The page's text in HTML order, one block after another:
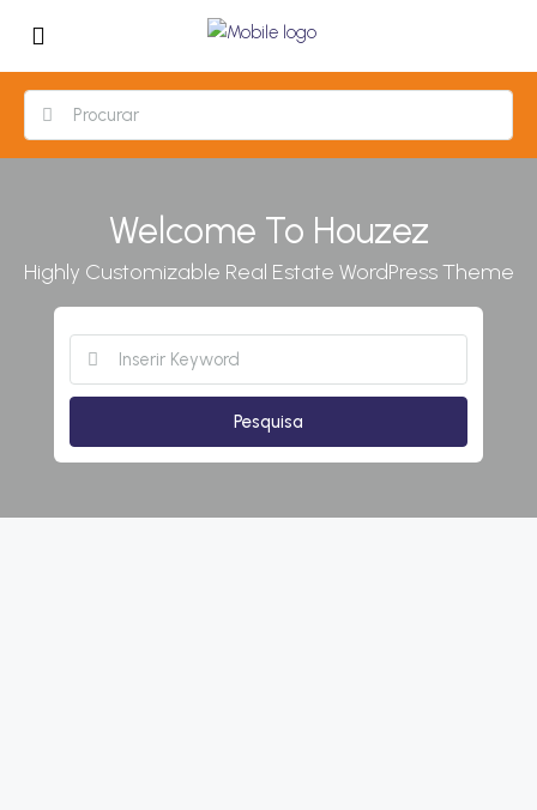
Welcome To Houzez
Highly Customizable Real Estate WordPress Theme
Pesquisa